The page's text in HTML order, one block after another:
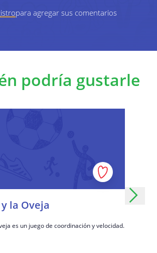
para agregar sus comentarios
podría gustarle
la Oveja
es un juego de coordinación y velocidad.
Circo